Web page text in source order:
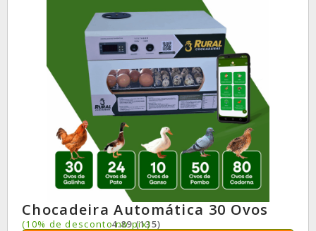
Chocadeira Automática 30 Ovos
4.89 (135)
(10% de desconto no pix)